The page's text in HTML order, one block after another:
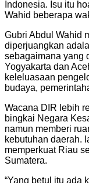
Indonesia. Isu itu
Wahid beberapa
Gubri Abdul Wahid
diperjuangkan
sebagaimana yang
Yogyakarta dan
keleluasaan
budaya,
Wacana DIR lebih
bingkai Negara
namun memberi
kebutuhan daerah.
memperkuat Riau
Sumatera.
“Yang betul itu ada